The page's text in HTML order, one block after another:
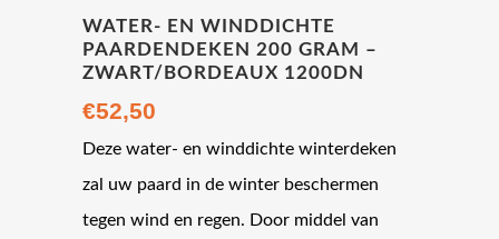
WATER- EN WINDDICHTE
PAARDENDEKEN 200 GRAM –
ZWART/BORDEAUX 1200DN
€52,50
Deze water- en winddichte winterdeken
zal uw paard in de winter beschermen
tegen wind en regen. Door middel van